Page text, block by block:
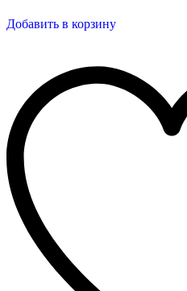
Добавить в корзину